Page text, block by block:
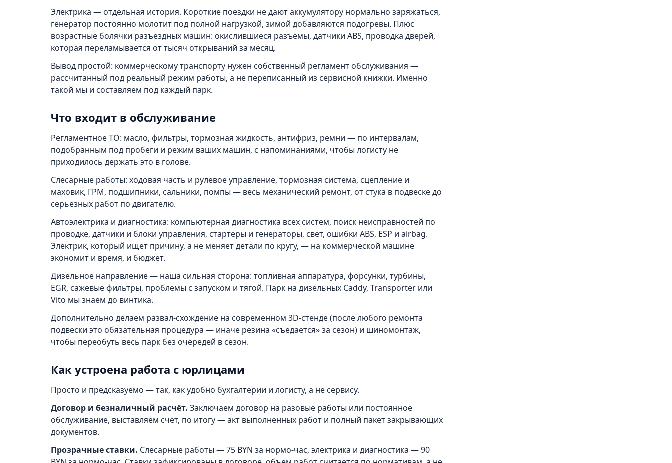
Электрика — отдельная история. Короткие поездки не дают аккумулятору нормально заряжаться,
генератор постоянно молотит под полной нагрузкой, зимой добавляются подогревы. Плюс
возрастные болячки разъездных машин: окислившиеся разъёмы, датчики ABS, проводка дверей,
которая переламывается от тысяч открываний за месяц.
Вывод простой: коммерческому транспорту нужен собственный регламент обслуживания —
рассчитанный под реальный режим работы, а не переписанный из сервисной книжки. Именно
такой мы и составляем под каждый парк.
Что входит в обслуживание
Регламентное ТО: масло, фильтры, тормозная жидкость, антифриз, ремни — по интервалам,
подобранным под пробеги и режим ваших машин, с напоминаниями, чтобы логисту не
приходилось держать это в голове.
Слесарные работы: ходовая часть и рулевое управление, тормозная система, сцепление и
маховик, ГРМ, подшипники, сальники, помпы — весь механический ремонт, от стука в подвеске до
серьёзных работ по двигателю.
Автоэлектрика и диагностика: компьютерная диагностика всех систем, поиск неисправностей по
проводке, датчики и блоки управления, стартеры и генераторы, свет, ошибки ABS, ESP и airbag.
Электрик, который ищет причину, а не меняет детали по кругу, — на коммерческой машине
экономит и время, и бюджет.
Дизельное направление — наша сильная сторона: топливная аппаратура, форсунки, турбины,
EGR, сажевые фильтры, проблемы с запуском и тягой. Парк на дизельных Caddy, Transporter или
Vito мы знаем до винтика.
Дополнительно делаем развал-схождение на современном 3D-стенде (после любого ремонта
подвески это обязательная процедура — иначе резина «съедается» за сезон) и шиномонтаж,
чтобы переобуть весь парк без очередей в сезон.
Как устроена работа с юрлицами
Просто и предсказуемо — так, как удобно бухгалтерии и логисту, а не сервису.
Договор и безналичный расчёт. Заключаем договор на разовые работы или постоянное
обслуживание, выставляем счёт, по итогу — акт выполненных работ и полный пакет закрывающих
документов.
Прозрачные ставки. Слесарные работы — 75 BYN за нормо-час, электрика и диагностика — 90